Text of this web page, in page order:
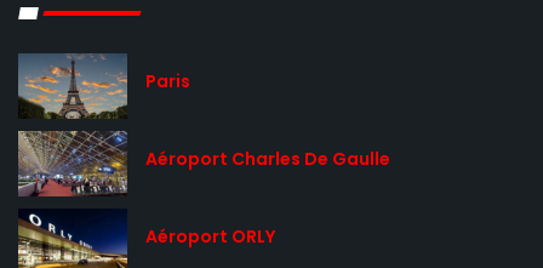
Paris
Aéroport Charles De Gaulle
Aéroport ORLY